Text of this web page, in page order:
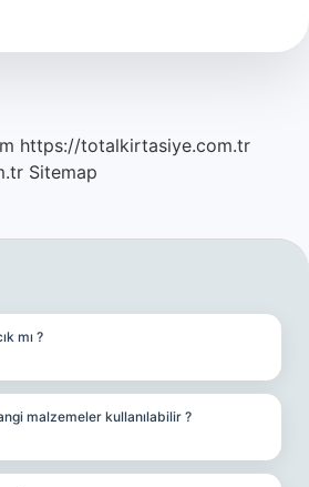
https://totalkirtasiye.com.tr
Sitemap
mı ?
malzemeler kullanılabilir ?